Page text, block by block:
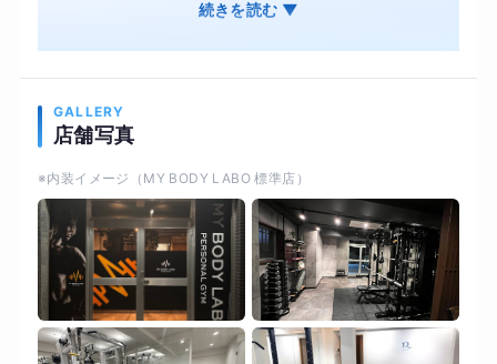
食事管理 オンライン・ジムそれぞれ併用OK 結果
続きを読む ▼
GALLERY
店舗写真
※内装イメージ（MY BODY LABO 標準店）